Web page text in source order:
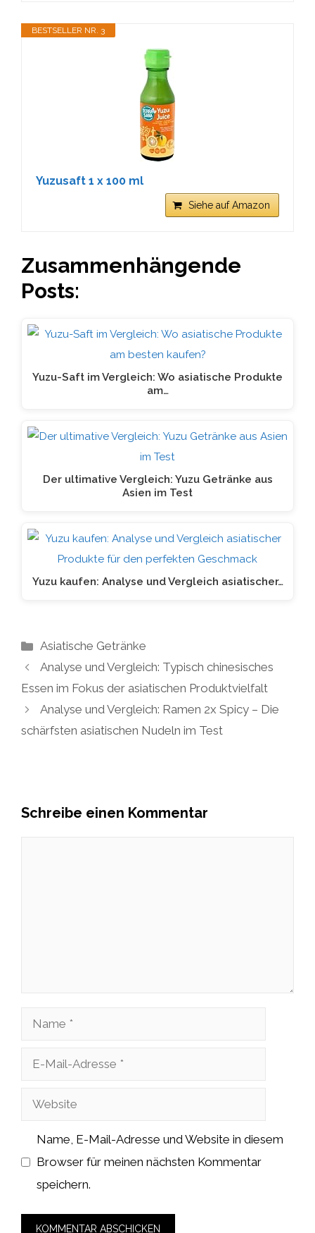
BESTSELLER NR. 3
Yuzusaft 1 x 100 ml
Siehe auf Amazon
Zusammenhängende
Posts:
Yuzu-Saft im Vergleich: Wo asiatische Produkte
am…
Der ultimative Vergleich: Yuzu Getränke aus
Asien im Test
Yuzu kaufen: Analyse und Vergleich asiatischer…
Kategorien
Asiatische Getränke
Analyse und Vergleich: Typisch chinesisches
Essen im Fokus der asiatischen Produktvielfalt
Analyse und Vergleich: Ramen 2x Spicy – Die
schärfsten asiatischen Nudeln im Test
Schreibe einen Kommentar
Name
Adresse
Website
Name, E-Mail-Adresse und Website in diesem
Browser für meinen nächsten Kommentar
speichern.